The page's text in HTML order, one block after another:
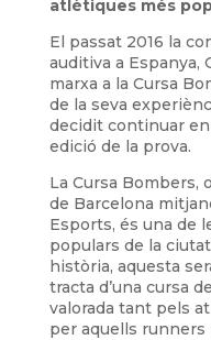
atlètiques més
El passat 2016 la
auditiva a Espanya,
marxa a la Cursa
de la seva
decidit continuar en
edició de la prova.
La Cursa Bombers,
de Barcelona
Esports, és una de
populars de la
història, aquesta
tracta d’una cursa
valorada tant pels
per aquells runners